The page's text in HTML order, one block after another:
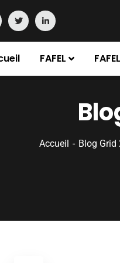
FAFEL
Accueil Blog Grid